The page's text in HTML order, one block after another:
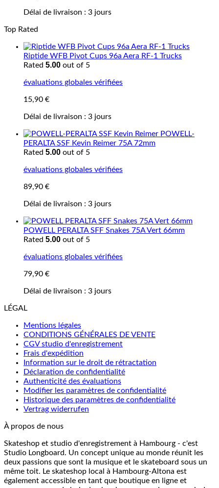
Délai de livraison : 3 jours
Top Rated
Riptide WFB Pivot Cups 96a Aera RF-1 Trucks
Rated 5.00 out of 5
évaluations globales vérifiées
15,90 €
Délai de livraison : 3 jours
POWELL-
PERALTA SSF Kevin Reimer 75A 72mm
Rated 5.00 out of 5
évaluations globales vérifiées
89,90 €
Délai de livraison : 3 jours
POWELL PERALTA SFF Snakes 75A Vert 66mm
Rated 5.00 out of 5
évaluations globales vérifiées
79,90 €
Délai de livraison : 3 jours
LÉGAL
Mentions légales
CONDITIONS GÉNÉRALES DE VENTE
CGV studio d'enregistrement
Frais d'expédition
Information sur le droit de rétractation
Déclaration de confidentialité
Authenticité des évaluations
Modifier les paramètres de confidentialité
Historique des paramètres de confidentialité
Vertrag widerrufen
À propos de nous
Skateshop et studio d'enregistrement à Hambourg - c'est
Studio Longboard. Un concept unique au monde réunit les
deux passions que sont la musique et le skateboard sous un
même toit. Le skateshop local à Hambourg-Altona est
également accessible en tant que boutique en ligne et